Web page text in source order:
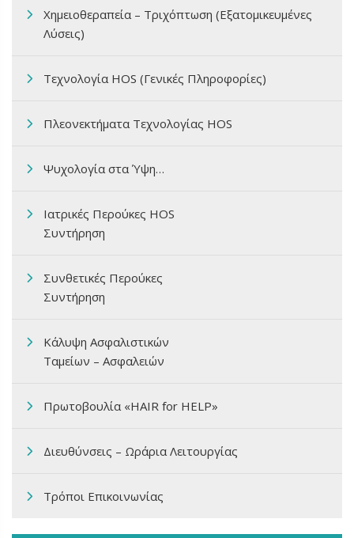
Χημειοθεραπεία – Τριχόπτωση (Εξατομικευμένες
Λύσεις)
Τεχνολογία HOS (Γενικές Πληροφορίες)
Πλεονεκτήματα Τεχνολογίας HOS
Ψυχολογία στα Ύψη…
Ιατρικές Περούκες HOS
Συντήρηση
Συνθετικές Περούκες
Συντήρηση
Κάλυψη Ασφαλιστικών
Ταμείων – Ασφαλειών
Πρωτοβουλία «HAIR for HELP»
Διευθύνσεις – Ωράρια Λειτουργίας
Τρόποι Επικοινωνίας